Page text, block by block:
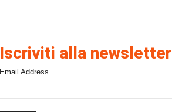
Iscriviti alla newsletter
Email Address